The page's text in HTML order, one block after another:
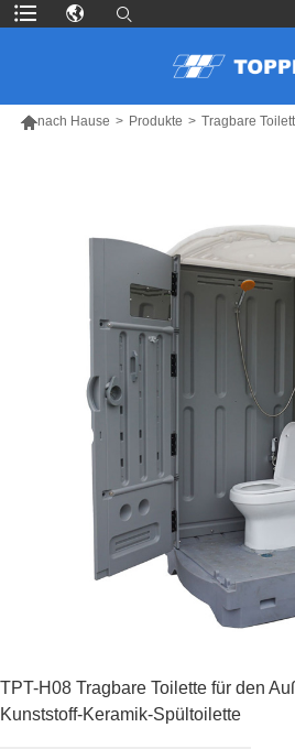
nach Hause > Produkte > Tragbare
TPT-H08 Tragbare Toilette für den
Kunststoff-Keramik-Spültoilette